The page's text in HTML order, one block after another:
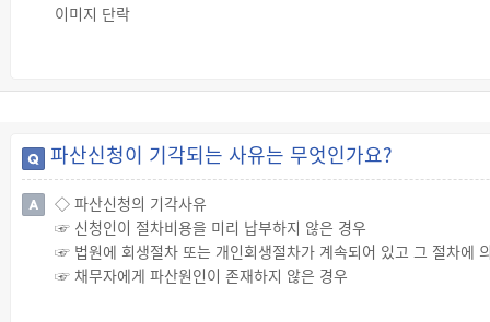
이미지 단락
파산신청이 기각되는 사유는 무엇인가요?
◇ 파산신청의 기각사유
☞ 신청인이 절차비용을 미리 납부하지 않은 경우
☞ 법원에 회생절차 또는 개인회생절차가 계속되어 있고 그 절차에
☞ 채무자에게 파산원인이 존재하지 않은 경우